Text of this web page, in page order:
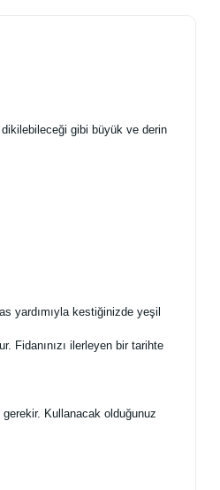
gibi büyük ve derin
yardımıyla kestiğinizde yeşil
Fidanınızı ilerleyen bir tarihte
Kullanacak olduğunuz